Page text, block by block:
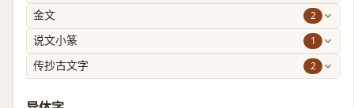
金文 2
说文小篆 1
传抄古文字 2